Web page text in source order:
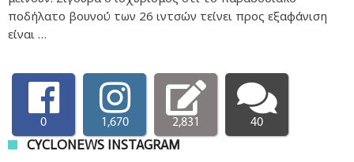
ποδήλατο βουνού των 26 ιντσών τείνει προς εξαφάνιση
είναι …
0 1,670 2,831 40
CYCLONEWS INSTAGRAM